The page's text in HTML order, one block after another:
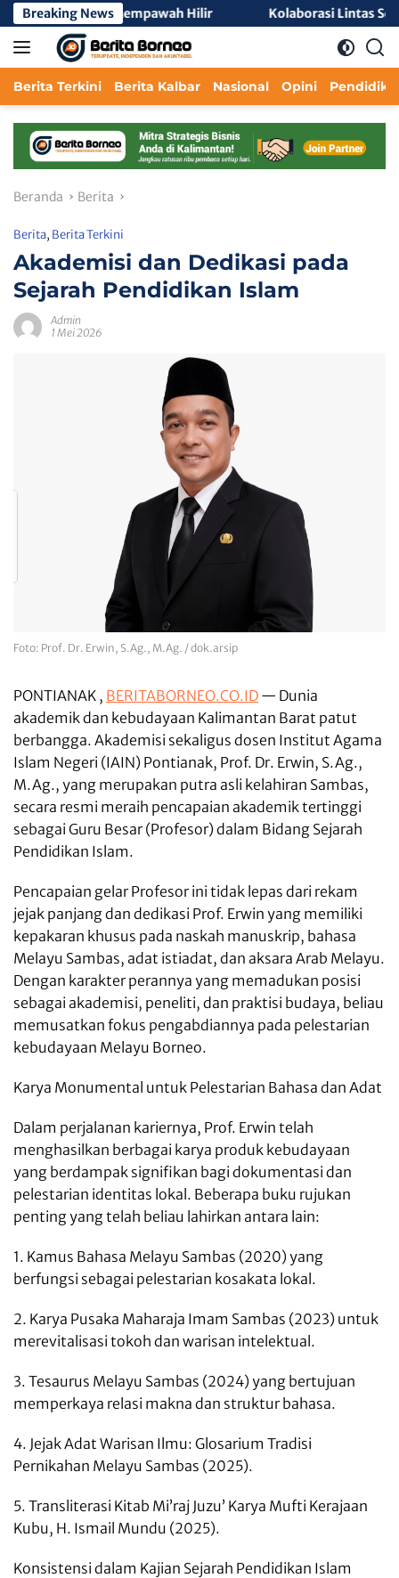
Langsung
ke
konten
Breaking News
2 Mempawah Hilir Kolaborasi Lintas Sektor Perkuat
Berita Terkini Berita Kalbar Nasional Opini
Beranda Berita
Berita, Berita Terkini
Akademisi dan Dedikasi pada
Sejarah Pendidikan Islam
Admin
1 Mei 2026
Foto: Prof. Dr. Erwin, S.Ag., M.Ag. / dok.arsip
PONTIANAK , BERITABORNEO.CO.ID — Dunia
akademik dan kebudayaan Kalimantan Barat patut
berbangga. Akademisi sekaligus dosen Institut Agama
Islam Negeri (IAIN) Pontianak, Prof. Dr. Erwin, S.Ag.,
M.Ag., yang merupakan putra asli kelahiran Sambas,
secara resmi meraih pencapaian akademik tertinggi
sebagai Guru Besar (Profesor) dalam Bidang Sejarah
Pendidikan Islam.
Pencapaian gelar Profesor ini tidak lepas dari rekam
jejak panjang dan dedikasi Prof. Erwin yang memiliki
kepakaran khusus pada naskah manuskrip, bahasa
Melayu Sambas, adat istiadat, dan aksara Arab Melayu.
Dengan karakter perannya yang memadukan posisi
sebagai akademisi, peneliti, dan praktisi budaya, beliau
memusatkan fokus pengabdiannya pada pelestarian
kebudayaan Melayu Borneo.
Karya Monumental untuk Pelestarian Bahasa dan Adat
Dalam perjalanan kariernya, Prof. Erwin telah
menghasilkan berbagai karya produk kebudayaan
yang berdampak signifikan bagi dokumentasi dan
pelestarian identitas lokal. Beberapa buku rujukan
penting yang telah beliau lahirkan antara lain:
1. Kamus Bahasa Melayu Sambas (2020) yang
berfungsi sebagai pelestarian kosakata lokal.
2. Karya Pusaka Maharaja Imam Sambas (2023) untuk
merevitalisasi tokoh dan warisan intelektual.
3. Tesaurus Melayu Sambas (2024) yang bertujuan
memperkaya relasi makna dan struktur bahasa.
4. Jejak Adat Warisan Ilmu: Glosarium Tradisi
Pernikahan Melayu Sambas (2025).
5. Transliterasi Kitab Mi’raj Juzu’ Karya Mufti Kerajaan
Kubu, H. Ismail Mundu (2025).
Konsistensi dalam Kajian Sejarah Pendidikan Islam